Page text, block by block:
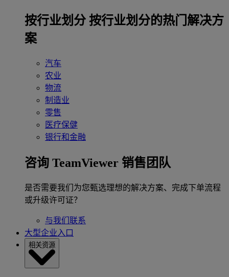
‌按行业划分 按行业划分的热门解决方
案
汽车
农业
物流
制造业
零售
医疗保健
银行和金融
咨询 TeamViewer 销售团队
是否需要我们为您甄选理想的解决方案、完成下单流程
或升级许可证？
与我们联系
大型企业入口
相关资源